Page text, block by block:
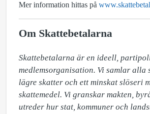
Mer information hittas på
Om Skattebetalarna
Skattebetalarna är en ideell,
medlemsorganisation. Vi samlar alla
lägre skatter och ett minskat slöseri
skattemedel. Vi granskar makten,
utreder hur stat, kommuner och